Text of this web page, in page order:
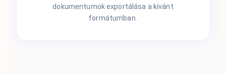
dokumentumok exportálása a kívánt
formátumban.